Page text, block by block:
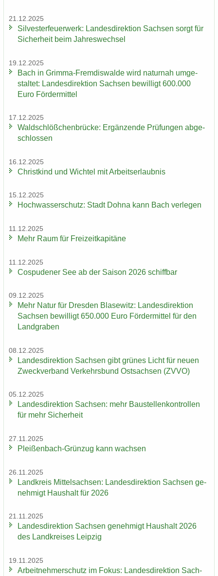
21.12.2025
Sil­ves­ter­feu­er­werk: Lan­des­di­rek­ti­on Sach­sen sorgt für
Si­cher­heit beim Jah­res­wech­sel
19.12.2025
Bach in Grimma-​Fremdiswalde wird na­tur­nah um­ge­
stal­tet: Lan­des­di­rek­ti­on Sach­sen be­wil­ligt 600.000
Euro För­der­mit­tel
17.12.2025
Wald­schlöß­chen­brü­cke: Er­gän­zen­de Prü­fun­gen ab­ge­
schlos­sen
16.12.2025
Christ­kind und Wich­tel mit Ar­beits­er­laub­nis
15.12.2025
Hoch­was­ser­schutz: Stadt Dohna kann Bach ver­le­gen
11.12.2025
Mehr Raum für Frei­zeit­ka­pi­tä­ne
11.12.2025
Cos­pu­de­ner See ab der Sai­son 2026 schiff­bar
09.12.2025
Mehr Natur für Dres­den Bla­se­witz: Lan­des­di­rek­ti­on
Sach­sen be­wil­ligt 650.000 Euro För­der­mit­tel für den
Land­gra­ben
08.12.2025
Lan­des­di­rek­ti­on Sach­sen gibt grü­nes Licht für neuen
Zweck­ver­band Ver­kehrs­bund Ost­sach­sen (ZVVO)
05.12.2025
Lan­des­di­rek­ti­on Sach­sen: mehr Bau­stel­len­kon­trol­len
für mehr Si­cher­heit
27.11.2025
Pleißenbach-​Grünzug kann wach­sen
26.11.2025
Land­kreis Mit­tel­sach­sen: Lan­des­di­rek­ti­on Sach­sen ge­
neh­migt Haus­halt für 2026
21.11.2025
Lan­des­di­rek­ti­on Sach­sen ge­neh­migt Haus­halt 2026
des Land­krei­ses Leip­zig
19.11.2025
Ar­beit­neh­mer­schutz im Fokus: Lan­des­di­rek­ti­on Sach­